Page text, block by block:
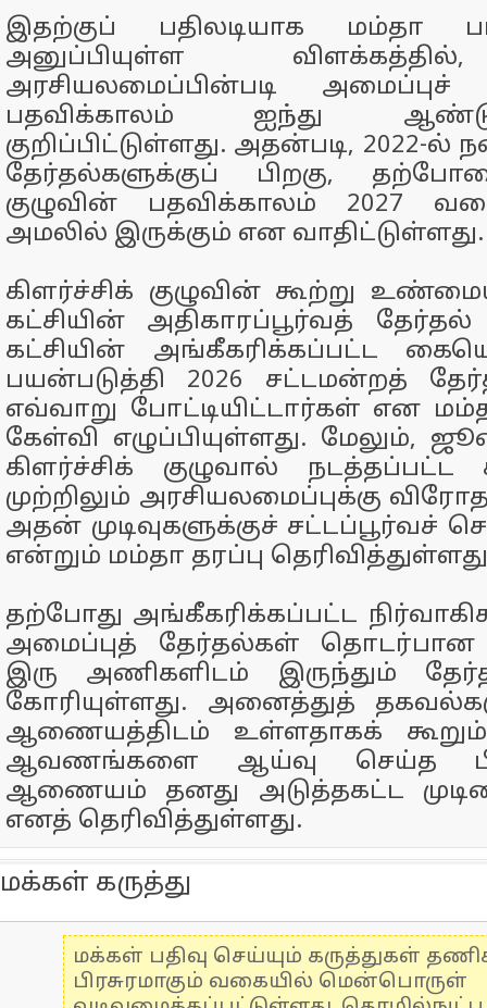
இதற்குப் பதிலடியாக மம்தா
அனுப்பியுள்ள
அரசியலமைப்பின்படி அமைப்புச்
பதவிக்காலம் ஐந்து
குறிப்பிட்டுள்ளது. அதன்படி, 2022-ல்
தேர்தல்களுக்குப் பிறகு,
குழுவின் பதவிக்காலம் 2027
அமலில் இருக்கும் என வாதிட்டுள்ளது.
கிளர்ச்சிக் குழுவின் கூற்று
கட்சியின் அதிகாரப்பூர்வத்
கட்சியின் அங்கீகரிக்கப்பட்ட
பயன்படுத்தி 2026 சட்டமன்றத்
எவ்வாறு போட்டியிட்டார்கள் என
கேள்வி எழுப்பியுள்ளது. மேலும்,
கிளர்ச்சிக் குழுவால் நடத்தப்பட்ட
முற்றிலும் அரசியலமைப்புக்கு
அதன் முடிவுகளுக்குச் சட்டப்பூர்வச்
என்றும் மம்தா தரப்பு
தற்போது அங்கீகரிக்கப்பட்ட
அமைப்புத் தேர்தல்கள்
இரு அணிகளிடம் இருந்தும்
கோரியுள்ளது. அனைத்துத்
ஆணையத்திடம் உள்ளதாகக் கூறும்
ஆவணங்களை ஆய்வு செய்த
ஆணையம் தனது அடுத்தகட்ட
எனத் தெரிவித்துள்ளது.
மக்கள் கருத்து
மக்கள் பதிவு செய்யும் கருத்துகள்
பிரசுரமாகும் வகையில் மென்பொருள்